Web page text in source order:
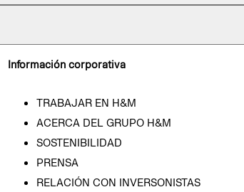
Información corporativa
TRABAJAR EN H&M
ACERCA DEL GRUPO H&M
SOSTENIBILIDAD
PRENSA
RELACIÓN CON INVERSONISTAS